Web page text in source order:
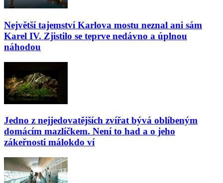
Největší tajemství Karlova mostu neznal ani sám
Karel IV. Zjistilo se teprve nedávno a úplnou
náhodou
Jedno z nejjedovatějších zvířat bývá oblíbeným
domácím mazlíčkem. Není to had a o jeho
zákeřnosti málokdo ví